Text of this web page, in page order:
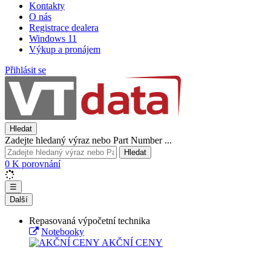
Kontakty
O nás
Registrace dealera
Windows 11
Výkup a pronájem
Přihlásit se
Hledat
Zadejte hledaný výraz nebo Part Number ...
Hledat
0 K porovnání
☰
Další
Repasovaná výpočetní technika
Notebooky
AKČNÍ CENY